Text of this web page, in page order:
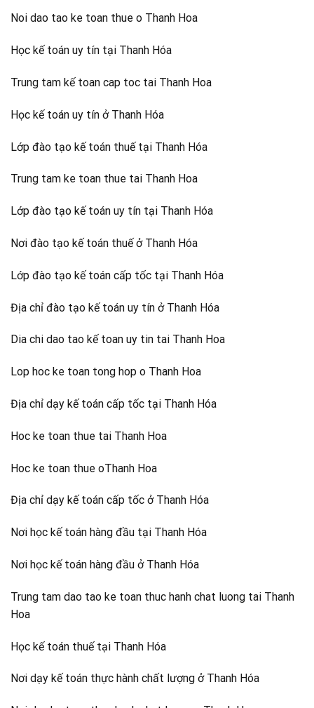
Noi dao tao ke toan thue o Thanh Hoa
Học kế toán uy tín tại Thanh Hóa
Trung tam kế toan cap toc tai Thanh Hoa
Học kế toán uy tín ở Thanh Hóa
Lớp đào tạo kế toán thuế tại Thanh Hóa
Trung tam ke toan thue tai Thanh Hoa
Lớp đào tạo kế toán uy tín tại Thanh Hóa
Nơi đào tạo kế toán thuế ở Thanh Hóa
Lớp đào tạo kế toán cấp tốc tại Thanh Hóa
Địa chỉ đào tạo kế toán uy tín ở Thanh Hóa
Dia chi dao tao kế toan uy tin tai Thanh Hoa
Lop hoc ke toan tong hop o Thanh Hoa
Địa chỉ dạy kế toán cấp tốc tại Thanh Hóa
Hoc ke toan thue tai Thanh Hoa
Hoc ke toan thue oThanh Hoa
Địa chỉ dạy kế toán cấp tốc ở Thanh Hóa
Nơi học kế toán hàng đầu tại Thanh Hóa
Nơi học kế toán hàng đầu ở Thanh Hóa
Trung tam dao tao ke toan thuc hanh chat luong tai Thanh
Hoa
Học kế toán thuế tại Thanh Hóa
Nơi dạy kế toán thực hành chất lượng ở Thanh Hóa